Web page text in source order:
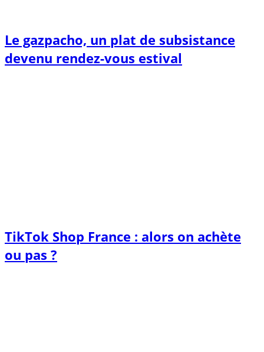
Le gazpacho, un plat de subsistance
devenu rendez-vous estival
TikTok Shop France : alors on achète
ou pas ?